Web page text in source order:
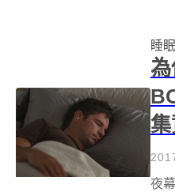
睡眠
為
夜